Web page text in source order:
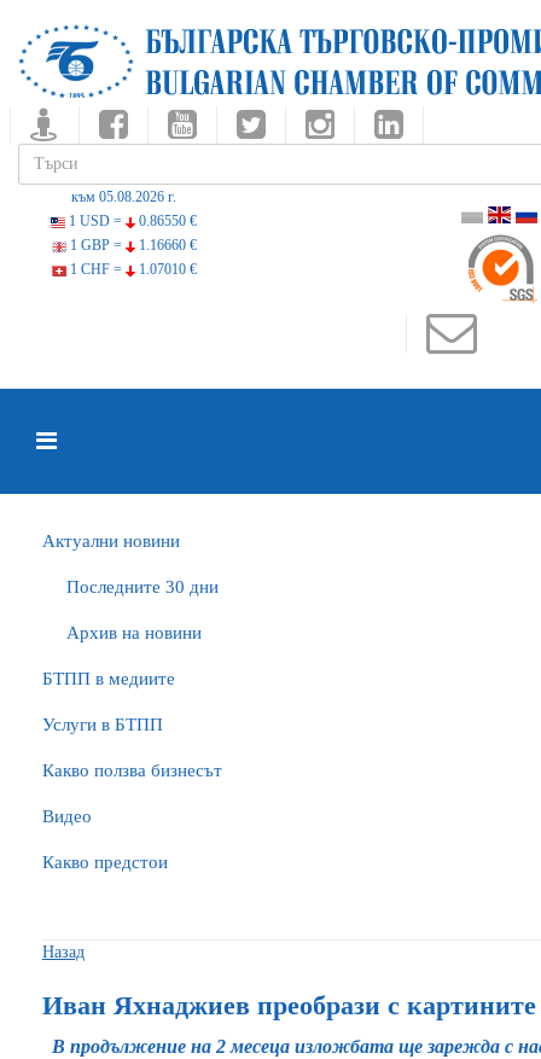
към 05.08.2026 г.
1 USD =
0.86550 €
1 GBP =
1.16660 €
1 CHF =
1.07010 €
Актуални новини
Последните 30 дни
Архив на новини
БTПП в медиите
Услуги в БТПП
Какво ползва бизнесът
Видео
Какво предстои
Назад
Иван Яхнаджиев преобрази с
В продължение на 2 месеца изложбата ще зарежда с